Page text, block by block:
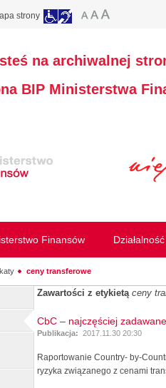
strony
na archiwalnej
BIP Ministerstwa
Finansów Działalność
ceny transferowe
Zawartości z etykietą ceny
CbC – najczęściej
Publikacja: 2017.11.30 20:30
Raportowanie Country- by-
ryzyka związanego z cenami